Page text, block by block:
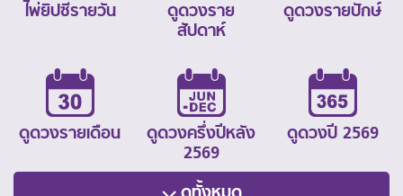
ไพ่ยิปซีรายวัน
ดูดวงราย
สัปดาห์
ดูดวงรายปักษ์
ดูดวงรายเดือน
ดูดวงครึ่งปีหลัง
2569
ดูดวงปี 2569
ดูทั้งหมด